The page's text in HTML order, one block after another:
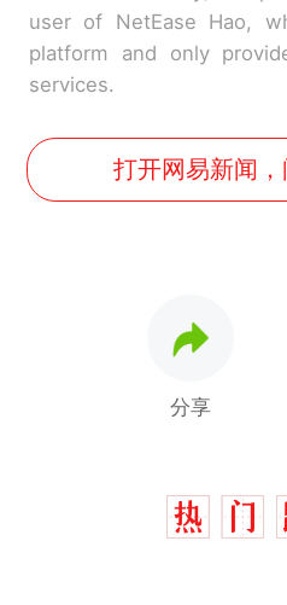
user of NetEase Hao,
platform and only
services.
打开网易新闻
分享
全部作废
新
全球